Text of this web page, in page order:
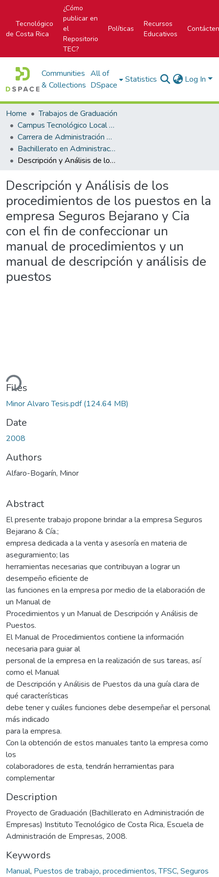
Tecnológico
de Costa Rica
¿Cómo
publicar en
el
Repositorio
TEC?
Políticas
Recursos
Educativos
Communities
& Collections
All of
DSpace
Statistics Log In
Home
Trabajos de Graduación
Campus Tecnológico Local San Carlos
Carrera de Administración de Empresas
Bachillerato en Administración de Empresas
Descripción y Análisis de los procedimientos de los puestos en la empresa Seguros Bejarano y Cia con el fin de confeccionar un manual de procedimientos y un manual de descripción y análisis de puestos
Descripción y Análisis de los
procedimientos de los puestos en la
empresa Seguros Bejarano y Cia
con el fin de confeccionar un
manual de procedimientos y un
manual de descripción y análisis de
puestos
Files
Minor Alvaro Tesis.pdf(124.64 MB)
Date
2008
Authors
Alfaro-Bogarín, Minor
Abstract
El presente trabajo propone brindar a la empresa Seguros
Bejarano & Cía.;
empresa dedicada a la venta y asesoría en materia de
aseguramiento; las
herramientas necesarias que contribuyan a lograr un
desempeño eficiente de
las funciones en la empresa por medio de la elaboración de
un Manual de
Procedimientos y un Manual de Descripción y Análisis de
Puestos.
El Manual de Procedimientos contiene la información
necesaria para guiar al
personal de la empresa en la realización de sus tareas, así
como el Manual
de Descripción y Análisis de Puestos da una guía clara de
qué características
debe tener y cuáles funciones debe desempeñar el personal
más indicado
para la empresa.
Con la obtención de estos manuales tanto la empresa como
los
colaboradores de esta, tendrán herramientas para
complementar
Description
Proyecto de Graduación (Bachillerato en Administración de
Empresas) Instituto Tecnológico de Costa Rica, Escuela de
Administración de Empresas, 2008.
Keywords
Manual, Puestos de trabajo, procedimientos,TFSC, Seguros